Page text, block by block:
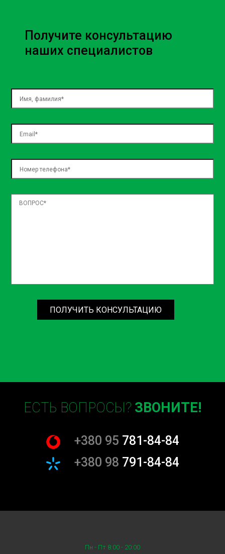
Получите консультацию
наших специалистов
ПОЛУЧИТЬ КОНСУЛЬТАЦИЮ
ЕСТЬ ВОПРОСЫ? ЗВОНИТЕ!
+380 95 781-84-84
+380 98 791-84-84
Пн - Пт 8:00 - 20:00